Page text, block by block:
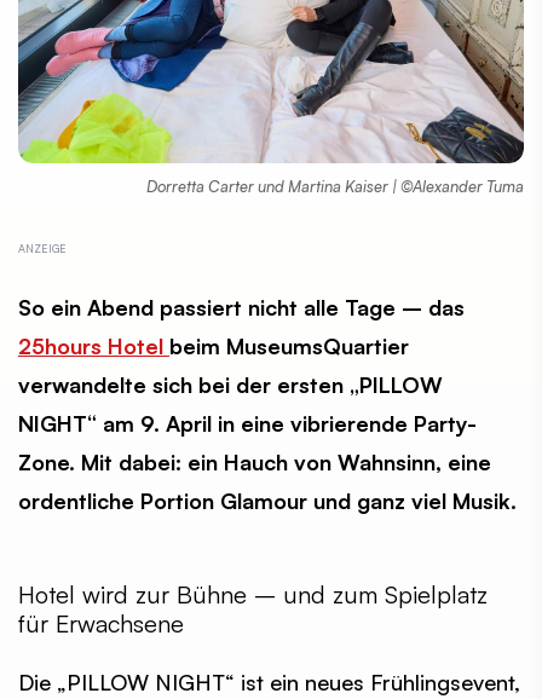
Dorretta Carter und Martina Kaiser | ©Alexander Tuma
So ein Abend passiert nicht alle Tage – das
25hours Hotel beim MuseumsQuartier
verwandelte sich bei der ersten „PILLOW
NIGHT“ am 9. April in eine vibrierende Party-
Zone. Mit dabei: ein Hauch von Wahnsinn, eine
ordentliche Portion Glamour und ganz viel Musik.
Hotel wird zur Bühne – und zum Spielplatz
für Erwachsene
Die „PILLOW NIGHT“ ist ein neues Frühlingsevent,